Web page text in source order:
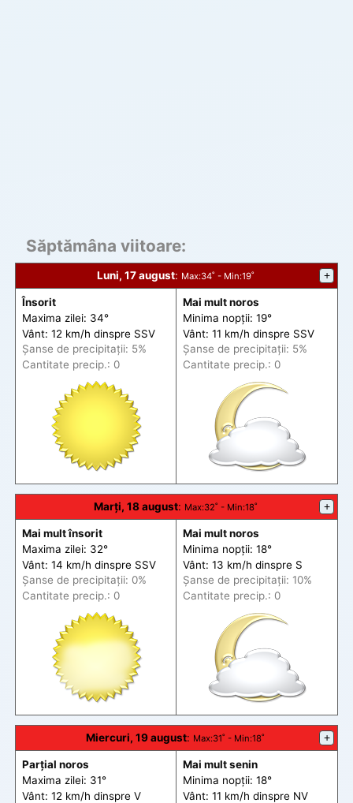
Săptămâna viitoare:
Luni, 17 august: Max:34˚ - Min:19˚ +
Însorit
Maxima zilei: 34°
Vânt: 12 km/h dinspre SSV
Șanse de precipitații: 5%
Cantitate precip.: 0
Mai mult noros
Minima nopții: 19°
Vânt: 11 km/h dinspre SSV
Șanse de precipitații: 5%
Cantitate precip.: 0
Marți, 18 august: Max:32˚ - Min:18˚ +
Mai mult însorit
Maxima zilei: 32°
Vânt: 14 km/h dinspre SSV
Șanse de precipitații: 0%
Cantitate precip.: 0
Mai mult noros
Minima nopții: 18°
Vânt: 13 km/h dinspre S
Șanse de precipitații: 10%
Cantitate precip.: 0
Miercuri, 19 august: Max:31˚ - Min:18˚ +
Parțial noros
Maxima zilei: 31°
Vânt: 12 km/h dinspre V
Mai mult senin
Minima nopții: 18°
Vânt: 11 km/h dinspre NV